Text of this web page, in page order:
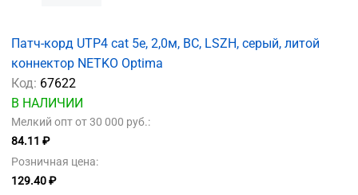
Патч-корд UTP4 cat 5e, 2,0м, BC, LSZH, серый, литой
коннектор NETKO Optima
Код: 67622
В НАЛИЧИИ
Мелкий опт от 30 000 руб.:
84.11 ₽
Розничная цена:
129.40 ₽